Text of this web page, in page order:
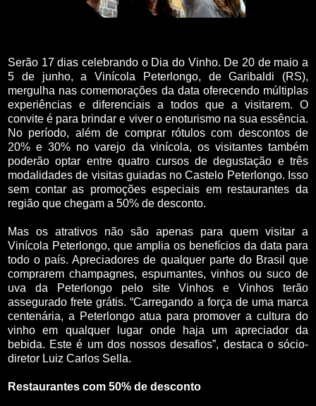
Serão 17 dias celebrando o Dia do Vinho. De 20 de maio a
5 de junho, a Vinícola Peterlongo, de Garibaldi (RS),
mergulha nas comemorações da data oferecendo múltiplas
experiências e diferenciais a todos que a visitarem. O
convite é para brindar e viver o enoturismo na sua essência.
No período, além de comprar rótulos com descontos de
20% e 30% no varejo da vinícola, os visitantes também
poderão optar entre quatro cursos de degustação e três
modalidades de visitas guiadas no Castelo Peterlongo. Isso
sem contar as promoções especiais em restaurantes da
região que chegam a 50% de desconto.
Mas os atrativos não são apenas para quem visitar a
Vinícola Peterlongo, que amplia os benefícios da data para
todo o país. Apreciadores de qualquer parte do Brasil que
comprarem champagnes, espumantes, vinhos ou suco de
uva da Peterlongo pelo site Vinhos e Vinhos terão
assegurado frete grátis. “Carregando a força de uma marca
centenária, a Peterlongo atua para promover a cultura do
vinho em qualquer lugar onde haja um apreciador da
bebida. Este é um dos nossos desafios”, destaca o sócio-
diretor Luiz Carlos Sella.
Restaurantes com 50% de desconto